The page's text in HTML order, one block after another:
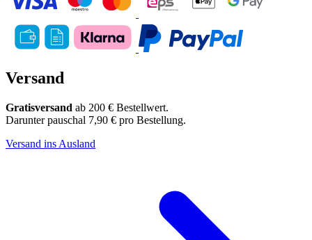
Versand
Gratisversand ab 200 € Bestellwert.
Darunter pauschal 7,90 € pro Bestellung.
Versand ins Ausland